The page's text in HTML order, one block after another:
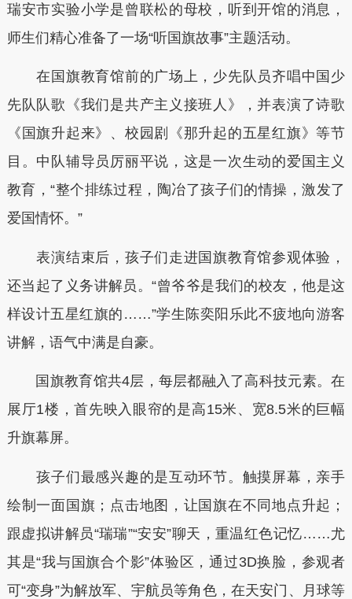
瑞安市实验小学是曾联松的母校，听到开馆的消息，
师生们精心准备了一场“听国旗故事”主题活动。
在国旗教育馆前的广场上，少先队员齐唱中国少
先队队歌《我们是共产主义接班人》，并表演了诗歌
《国旗升起来》、校园剧《那升起的五星红旗》等节
目。中队辅导员厉丽平说，这是一次生动的爱国主义
教育，“整个排练过程，陶冶了孩子们的情操，激发了
爱国情怀。”
表演结束后，孩子们走进国旗教育馆参观体验，
还当起了义务讲解员。“曾爷爷是我们的校友，他是这
样设计五星红旗的……”学生陈奕阳乐此不疲地向游客
讲解，语气中满是自豪。
国旗教育馆共4层，每层都融入了高科技元素。在
展厅1楼，首先映入眼帘的是高15米、宽8.5米的巨幅
升旗幕屏。
孩子们最感兴趣的是互动环节。触摸屏幕，亲手
绘制一面国旗；点击地图，让国旗在不同地点升起；
跟虚拟讲解员“瑞瑞”“安安”聊天，重温红色记忆……尤
其是“我与国旗合个影”体验区，通过3D换脸，参观者
可“变身”为解放军、宇航员等角色，在天安门、月球等